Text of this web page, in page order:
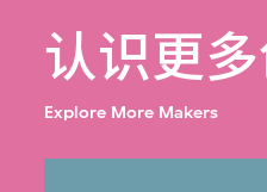
认识更
Explore More Makers